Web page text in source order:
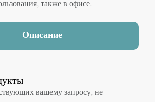
также в офисе.
Описание
вашему запросу, не